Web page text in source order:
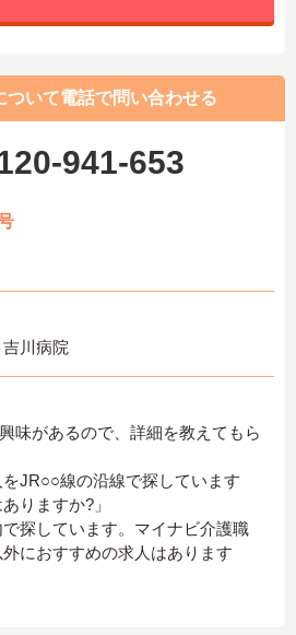
ついて電話で問い合わせる
941-653
川病院
味があるので、詳細を教えてもら
をJR○○線の沿線で探しています
りますか?」
で探しています。マイナビ介護職
におすすめの求人はあります